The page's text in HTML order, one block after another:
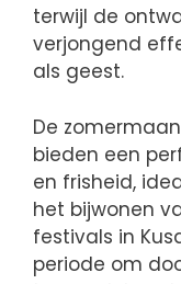
terwijl de
verjongend
als geest.
De
bieden een
en frisheid,
het bijwonen
festivals in
periode om